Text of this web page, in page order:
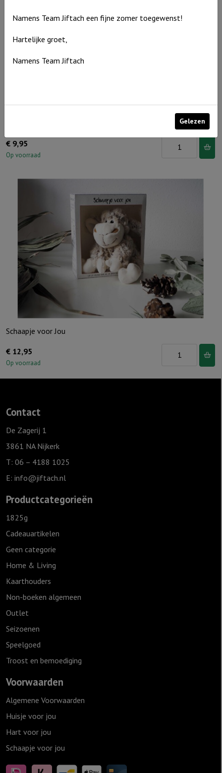
Love
Muurcirkel Zwartwit 25 cm – Hoger dan de blauwe luchten
€ 9,95
Op voorraad
Muurcirkel
luchten
aantal
Schaapje voor Jou
€ 12,95
Op voorraad
Jou
Contact
De Zagerij 1
3861 NA Nijkerk
T: 06 – 4188 1025
E: info@jiftach.nl
Productcategorieën
1825g
Cadeauartikelen
Geen categorie
Home & Living
Kaarthouders
Non-boeken algemeen
Outlet
Seizoenen
Speelgoed
Troost en bemoediging
Voorwaarden
Algemene Voorwaarden
Huisje voor jou
Hart voor jou
Schaapje voor jou
Namens Team Jiftach een fijne zomer toegewenst!
Hartelijke groet,
Namens Team Jiftach
Gelezen